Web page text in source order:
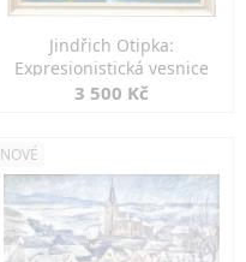
Jindřich Otipka:
Expresionistická vesnice
3 500 Kč
NOVÉ